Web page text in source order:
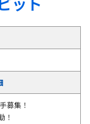
募集！
！